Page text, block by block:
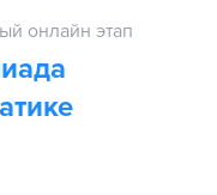
онлайн этап